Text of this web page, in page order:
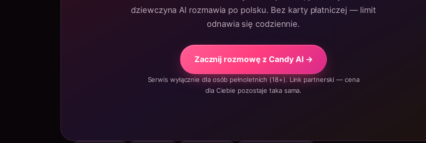
dziewczyna AI rozmawia po polsku. Bez karty płatniczej — limit
odnawia się codziennie.
Zacznij rozmowę z Candy AI →
Serwis wyłącznie dla osób pełnoletnich (18+). Link partnerski — cena
dla Ciebie pozostaje taka sama.